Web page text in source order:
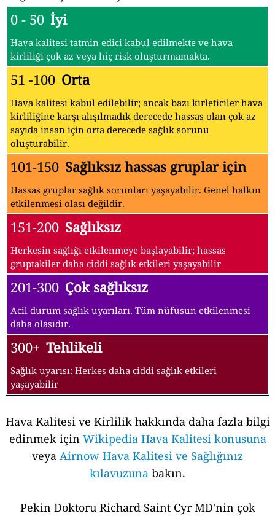
0 - 50 İyi
Hava kalitesi tatmin edici kabul edilmekte ve hava
kirliliği çok az veya hiç risk oluşturmamakta.
51 -100 Orta
Hava kalitesi kabul edilebilir; ancak bazı kirleticiler hava
kirliliğine karşı alışılmadık derecede hassas olan çok az
sayıda insan için orta derecede sağlık sorunu
oluşturabilir.
101-150 Sağlıksız hassas gruplar için
Hassas gruplar sağlık sorunları yaşayabilir. Genel halkın
etkilenmesi olası değildir.
151-200 Sağlıksız
Herkesin sağlığı etkilenmeye başlayabilir; hassas
gruptakiler daha ciddi sağlık etkileri yaşayabilir
201-300 Çok sağlıksız
Acil durum sağlık uyarıları. Tüm nüfusun etkilenmesi
daha olasıdır.
300+ Tehlikeli
Sağlık uyarısı: Herkes daha ciddi sağlık etkileri
yaşayabilir
Hava Kalitesi ve Kirlilik hakkında daha fazla bilgi
edinmek için Wikipedia Hava Kalitesi konusuna
veya Airnow Hava Kalitesi ve Sağlığınız
kılavuzuna bakın.
Pekin Doktoru Richard Saint Cyr MD'nin çok